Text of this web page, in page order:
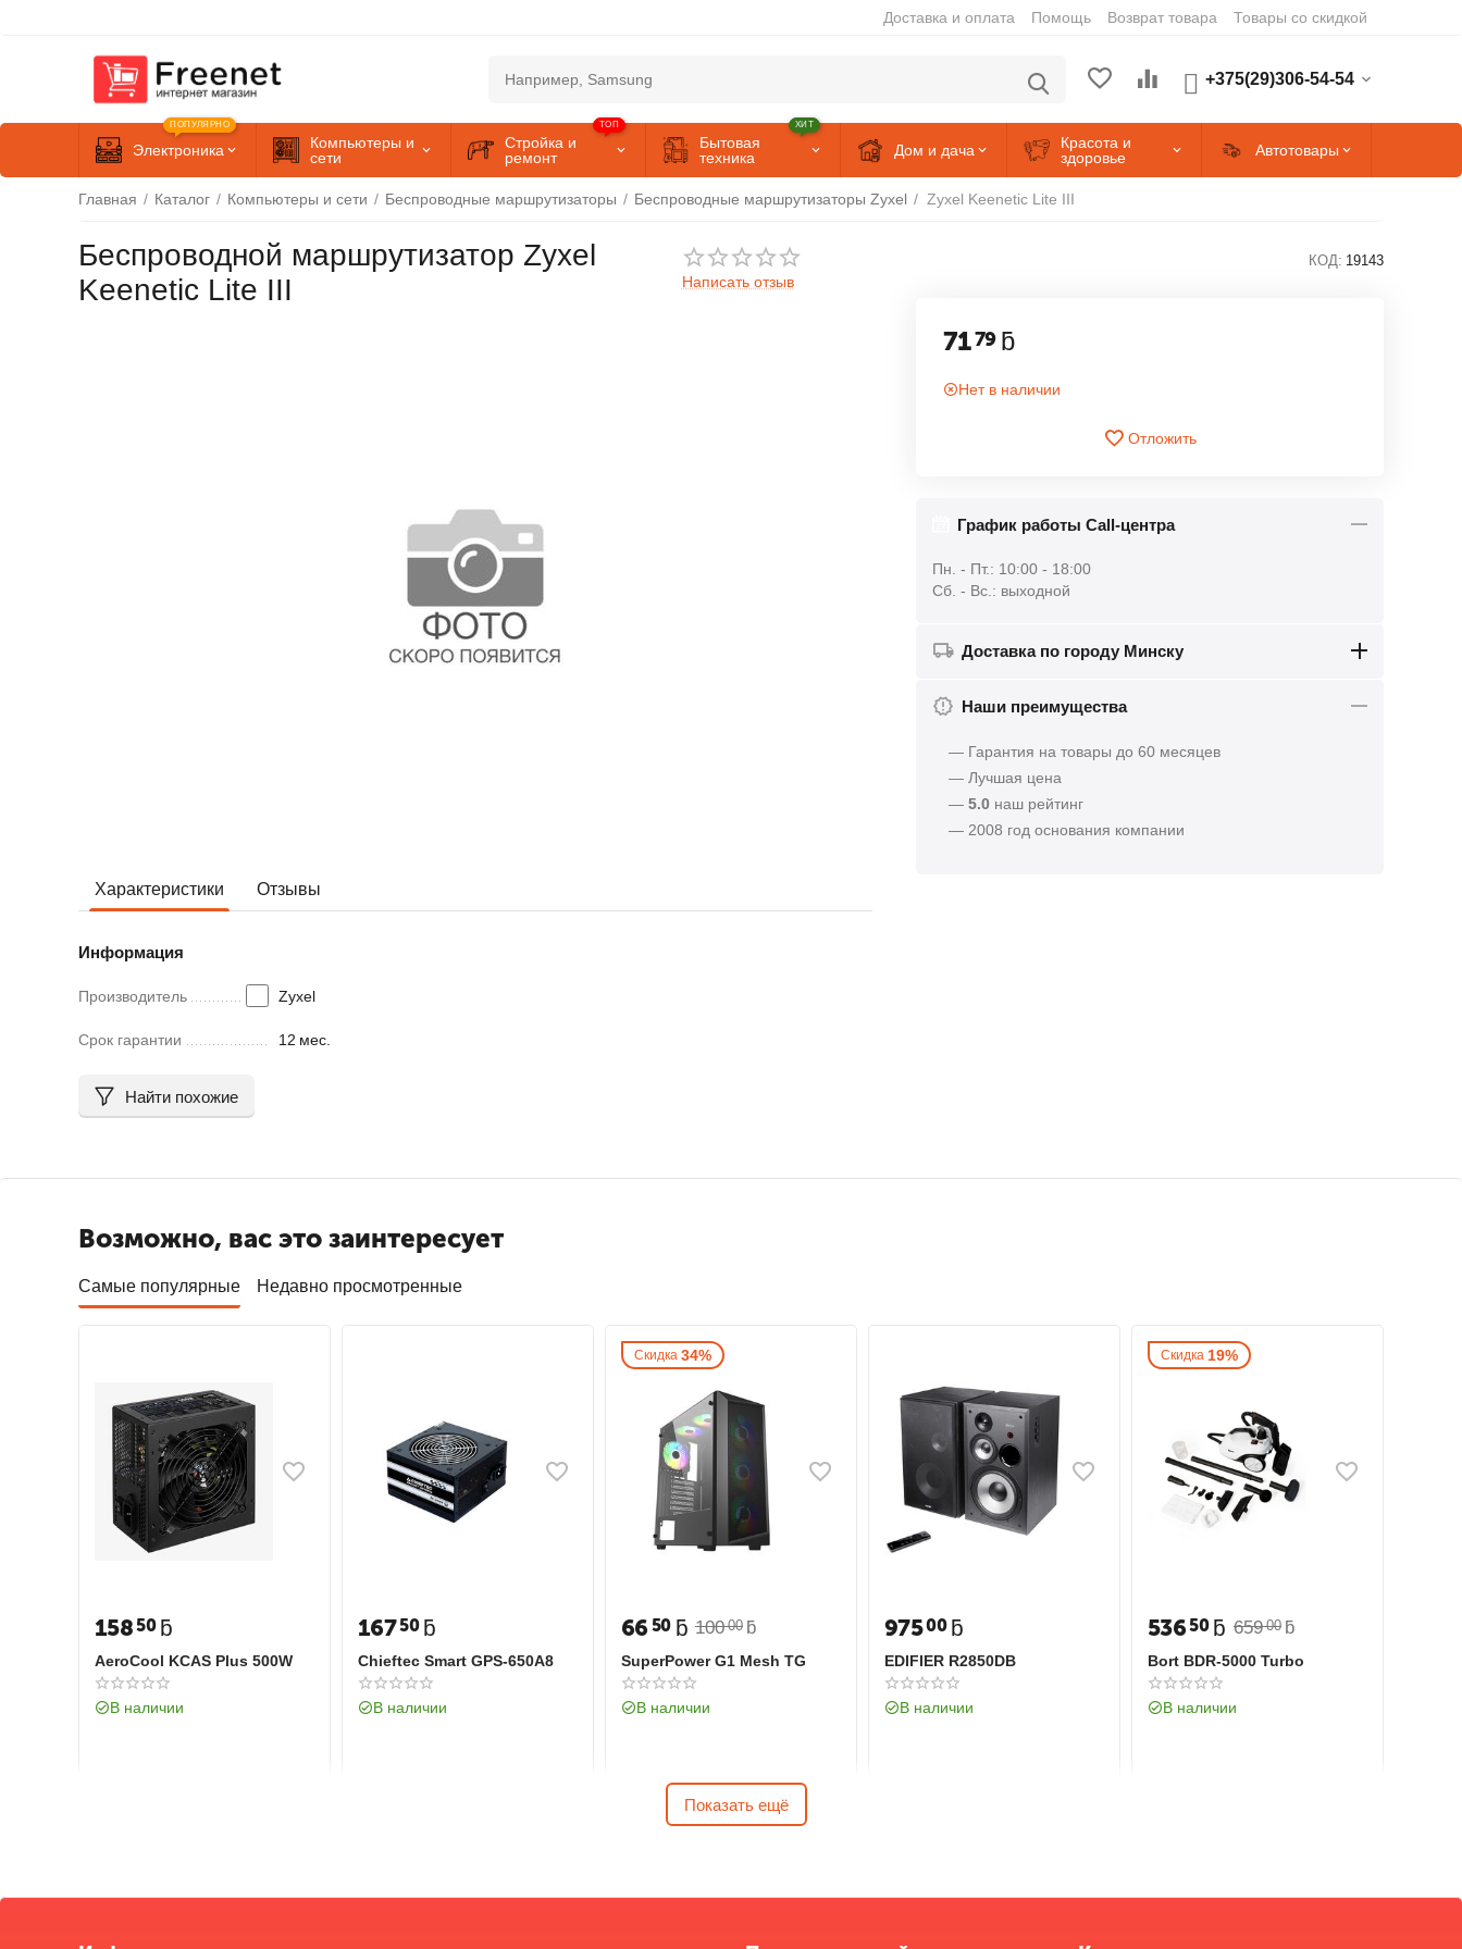
Доставка и оплата Помощь Возврат товара Товары со скидкой
+375(29)306-54-54
Электроника
ПОПУЛЯРНО
Компьютеры и
сети
Стройка и
ремонт
ТОП
Бытовая
техника
ХИТ
Дом и дача
Красота и
здоровье
Автотовары
Главная / Каталог / Компьютеры и сети / Беспроводные маршрутизаторы / Беспроводные маршрутизаторы Zyxel / Zyxel Keenetic Lite III
Беспроводной маршрутизатор Zyxel
Keenetic Lite III
Написать отзыв
КОД: 19143
7179 ƃ
Нет в наличии
Отложить
График работы Call-центра
Пн. - Пт.: 10:00 - 18:00
Сб. - Вс.: выходной
Доставка по городу Минску
Наши преимущества
— Гарантия на товары до 60 месяцев
— Лучшая цена
— 5.0 наш рейтинг
— 2008 год основания компании
Характеристики Отзывы
Информация
Производитель Zyxel
Срок гарантии 12 мес.
Найти похожие
Возможно, вас это заинтересует
Самые популярные Недавно просмотренные
15850 ƃ
AeroCool KCAS Plus 500W
В наличии
16750 ƃ
Chieftec Smart GPS-650A8
В наличии
Скидка 34%
100 00 ƃ
66 50 ƃ
SuperPower G1 Mesh TG
В наличии
97500 ƃ
EDIFIER R2850DB
В наличии
Скидка 19%
659 00 ƃ
53650 ƃ
Bort BDR-5000 Turbo
В наличии
Показать ещё